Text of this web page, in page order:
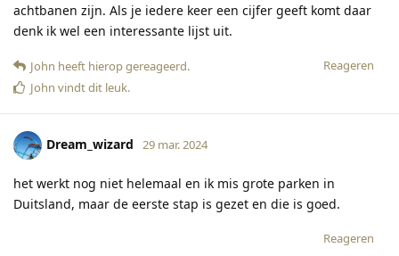
achtbanen zijn. Als je iedere keer een cijfer geeft komt daar
denk ik wel een interessante lijst uit.
Reageren
John heeft hierop gereageerd.
John vindt dit leuk.
Dream_wizard 29 mar. 2024
het werkt nog niet helemaal en ik mis grote parken in
Duitsland, maar de eerste stap is gezet en die is goed.
Reageren